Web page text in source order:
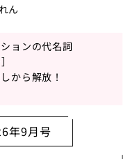
ん
ョンの代名詞
から解放！
年9月号